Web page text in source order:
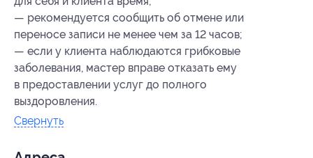
— рекомендуется сообщить об отмене или
переносе записи не менее чем за 12 часов;
— если у клиента наблюдаются грибковые
заболевания, мастер вправе отказать ему
в предоставлении услуг до полного
выздоровления.
Свернуть